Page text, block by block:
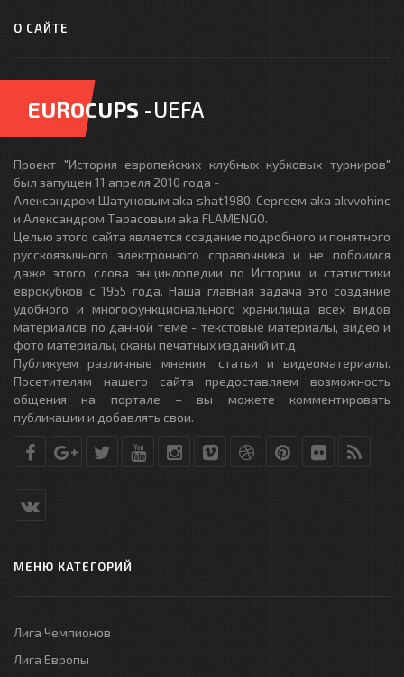
О САЙТЕ
EUROCUPS -UEFA
Проект "История европейских клубных кубковых турниров"
был запущен 11 апреля 2010 года -
Александром Шатуновым aka shat1980, Сергеем aka akvvohinc
и Александром Тарасовым aka FLAMENGO.
Целью этого сайта является создание подробного и понятного
русскоязычного электронного справочника и не побоимся
даже этого слова энциклопедии по Истории и статистики
еврокубков с 1955 года. Наша главная задача это создание
удобного и многофункционального хранилища всех видов
материалов по данной теме - текстовые материалы, видео и
фото материалы, сканы печатных изданий ит.д
Публикуем различные мнения, статьи и видеоматериалы.
Посетителям нашего сайта предоставляем возможность
общения на портале – вы можете комментировать
публикации и добавлять свои.
МЕНЮ КАТЕГОРИЙ
Лига Чемпионов
Лига Европы